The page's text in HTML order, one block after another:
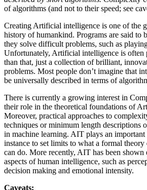
of algorithms (and not to their speed; see
Creating Artificial intelligence is one of the
history of humankind. Programs are said to
they solve difficult problems, such as
Unfortunately, Artificial intelligence is often
than that, just a collection of brilliant,
problems. Most people don’t imagine that
be universally described in terms of
There is currently a growing interest in
their role in the theoretical foundations of
Moreover, practical approaches to
techniques or minimum length descriptions
in machine learning. AIT plays an
instance to set limits to what a formal
can do. More recently, AIT has been shown
aspects of human intelligence, such as
decision making and emotional intensity.
Caveats: